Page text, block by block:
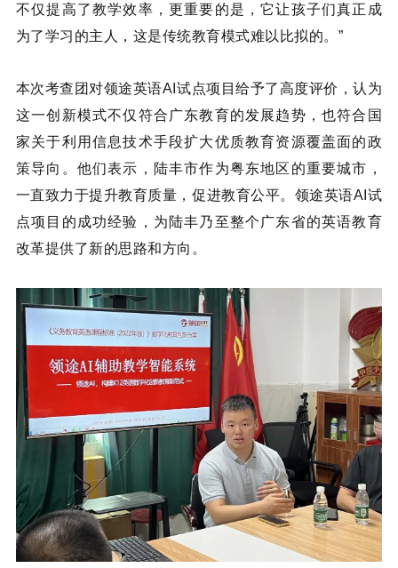
不仅提高了教学效率，更重要的是，它让孩子们真正成
为了学习的主人，这是传统教育模式难以比拟的。”
本次考查团对领途英语AI试点项目给予了高度评价，认为
这一创新模式不仅符合广东教育的发展趋势，也符合国
家关于利用信息技术手段扩大优质教育资源覆盖面的政
策导向。他们表示，陆丰市作为粤东地区的重要城市，
一直致力于提升教育质量，促进教育公平。领途英语AI试
点项目的成功经验，为陆丰乃至整个广东省的英语教育
改革提供了新的思路和方向。